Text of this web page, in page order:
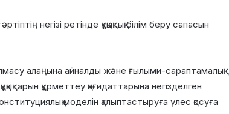
негізі ретінде құқықтық білім беру сапасын
алаңына айналды және ғылыми-сараптамалық
құрметтеу қағидаттарына негізделген
моделін қалыптастыруға үлес қосуға